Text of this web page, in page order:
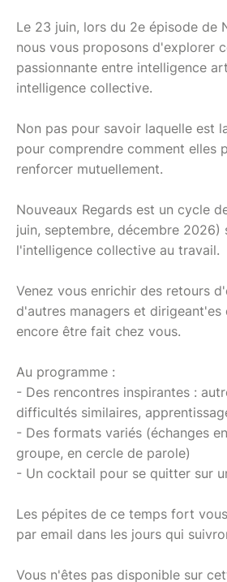
Le 23 juin, lors du 2e épisode de
nous vous proposons d'explorer
passionnante entre intelligence
intelligence collective.
Non pas pour savoir laquelle est
pour comprendre comment elles
renforcer mutuellement.
Nouveaux Regards est un cycle
juin, septembre, décembre 2026)
l'intelligence collective au travail.
Venez vous enrichir des retours
d'autres managers et
encore être fait chez vous.
Au programme :
- Des rencontres inspirantes :
difficultés similaires,
- Des formats variés (échanges
groupe, en cercle de parole)
- Un cocktail pour se quitter sur
Les pépites de ce temps fort
par email dans les jours qui
Vous n'êtes pas disponible sur